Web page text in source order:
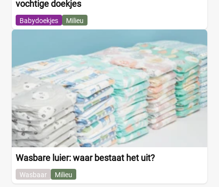
vochtige doekjes
Babydoekjes Milieu
Wasbare luier: waar bestaat het uit?
Wasbaar Milieu